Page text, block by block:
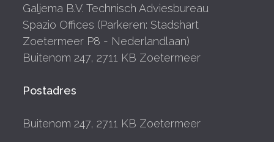
Galjema B.V. Technisch Adviesbureau
Spazio Offices (Parkeren: Stadshart
Zoetermeer P8 - Nederlandlaan)
Buitenom 247, 2711 KB Zoetermeer
Postadres
Buitenom 247, 2711 KB Zoetermeer